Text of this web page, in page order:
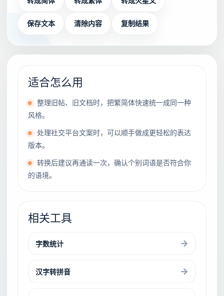
适合怎么用
整理旧帖、旧文档时，把繁简体快速统一成同一种
风格。
处理社交平台文案时，可以顺手做成更轻松的表达
版本。
转换后建议再通读一次，确认个别词语是否符合你
的语境。
相关工具
字数统计
汉字转拼音